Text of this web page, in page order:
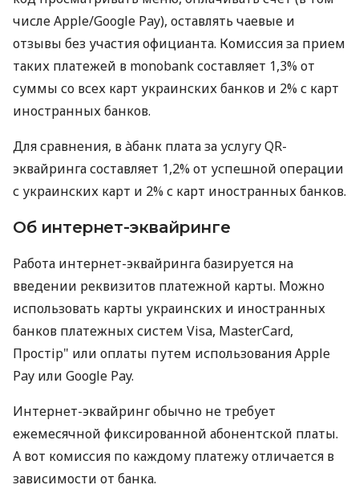
числе Apple/Google Pay), оставлять чаевые и
отзывы без участия официанта. Комиссия за прием
таких платежей в monobank составляет 1,3% от
суммы со всех карт украинских банков и 2% с карт
иностранных банков.
Для сравнения, в àбанк плата за услугу QR-
эквайринга составляет 1,2% от успешной операции
с украинских карт и 2% с карт иностранных банков.
Об интернет-эквайринге
Работа интернет-эквайринга базируется на
введении реквизитов платежной карты. Можно
использовать карты украинских и иностранных
банков платежных систем Visa, MasterCard,
Простір" или оплаты путем использования Apple
Pay или Google Pay.
Интернет-эквайринг обычно не требует
ежемесячной фиксированной абонентской платы.
А вот комиссия по каждому платежу отличается в
зависимости от банка.